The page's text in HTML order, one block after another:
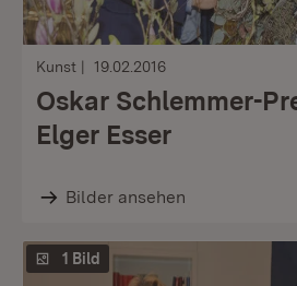
Kunst 19.02.2016
Oskar Schlemmer-
Elger Esser
Bilder ansehen
1 Bild